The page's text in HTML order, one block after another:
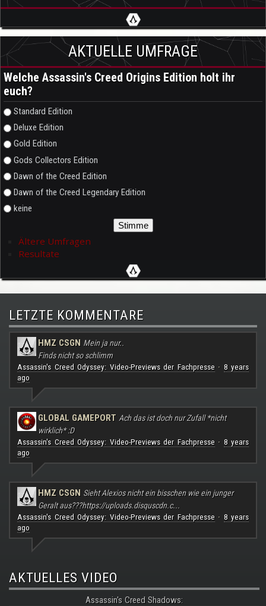
AKTUELLE UMFRAGE
Welche Assassin's Creed Origins Edition holt ihr
euch?
Auswahlmöglichkeiten
Standard Edition
Deluxe Edition
Gold Edition
Gods Collectors Edition
Dawn of the Creed Edition
Dawn of the Creed Legendary Edition
keine
Ältere Umfragen
Resultate
LETZTE KOMMENTARE
HMZ CSGN Mein ja nur..
Finds nicht so schlimm
Assassin's Creed Odyssey: Video-Previews der Fachpresse· 8 years
ago
GLOBAL GAMEPORT Ach das ist doch nur Zufall *nicht
wirklich* :D
Assassin's Creed Odyssey: Video-Previews der Fachpresse· 8 years
ago
HMZ CSGN Sieht Alexios nicht ein bisschen wie ein junger
Geralt aus???https://uploads.disquscdn.c...
Assassin's Creed Odyssey: Video-Previews der Fachpresse· 8 years
ago
AKTUELLES VIDEO
Assassin's Creed Shadows: